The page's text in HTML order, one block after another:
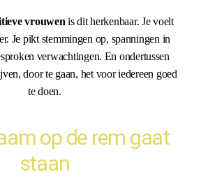
vrouwenis dit herkenbaar. Je voelt
Je pikt stemmingen op, spanningen in
verwachtingen. En ondertussen
door te gaan, het voor iedereen goed
te doen.
op de rem gaat
staan